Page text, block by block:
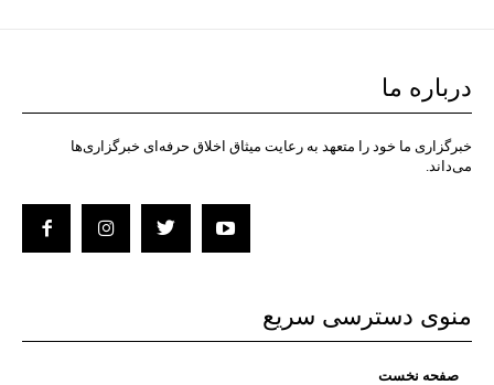
درباره ما
خبرگزاری ما خود را متعهد به رعایت میثاق اخلاق حرفه‌ای خبرگزاری‌ها
می‌داند.
منوی دسترسی سریع
صفحه نخست